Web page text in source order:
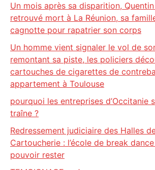
Un mois après sa disparition,
retrouvé mort à La Réunion, sa
cagnotte pour rapatrier son corps
Un homme vient signaler le vol de
remontant sa piste, les policiers
cartouches de cigarettes de
appartement à Toulouse
pourquoi les entreprises d’Occitanie
traîne ?
Redressement judiciaire des Halles
Cartoucherie : l’école de break
pouvoir rester